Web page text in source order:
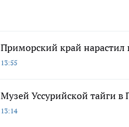
Приморский край нарастил
13:55
Музей Уссурийской тайги в
13:14